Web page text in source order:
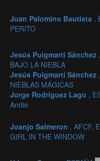
Juan Palomino Bautista ,
PERITO
Jesús Puigmartí Sánchez
BAJO LA NIEBLA
Jesús Puigmartí Sánchez
NIEBLAS MÁGICAS
Jorge Rodríguez Lago ,
Andie
Joanjo Salmeron , AFCF,
GIRL IN THE WINDOW